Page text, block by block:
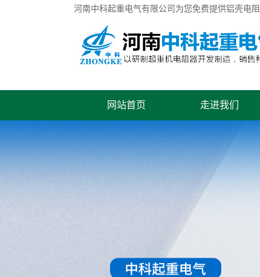
河南中科起重电气有限公司为您免费提供铝壳电阻
网站首页 走进我们